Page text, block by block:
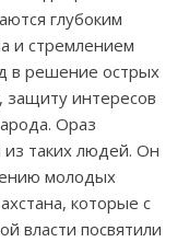
глубоким
и стремлением
в решение острых
защиту интересов
Ораз
таких людей. Он
молодых
которые с
власти посвятили